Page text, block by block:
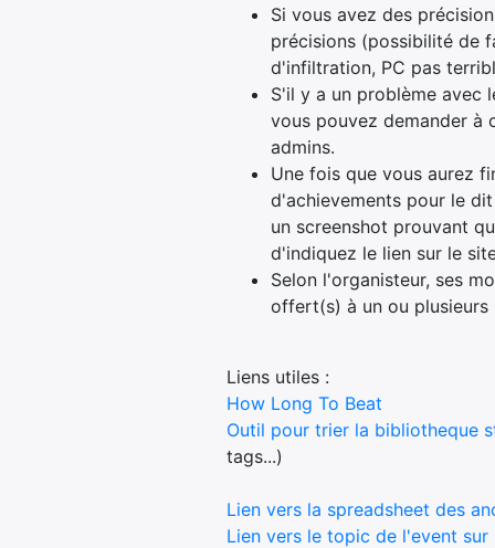
Si vous avez des
précisions (possibilité de
d'infiltration, PC pas
S'il y a un problème avec
vous pouvez demander à
admins.
Une fois que vous aurez
d'achievements pour le
un screenshot prouvant
d'indiquez le lien sur le
Selon l'organisteur, ses
offert(s) à un ou
Liens utiles :
How Long To Beat
Outil pour trier la bibliotheque
tags...)
Lien vers la spreadsheet des
Lien vers le topic de l'event